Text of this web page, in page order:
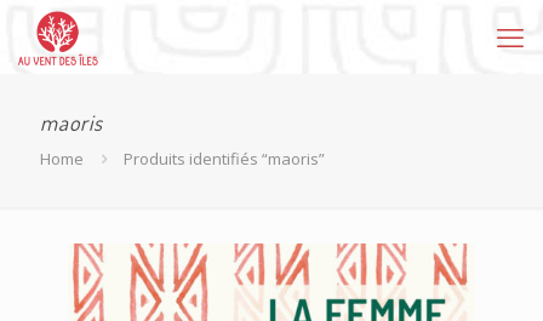
maoris
Home Produits identifiés “maoris”